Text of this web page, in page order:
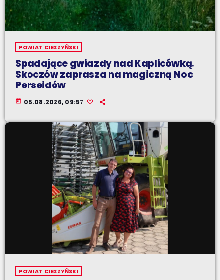
POWIAT CIESZYŃSKI
Spadające gwiazdy nad Kaplicówką.
Skoczów zaprasza na magiczną Noc
Perseidów
today 05.08.2026, 09:57
POWIAT CIESZYŃSKI